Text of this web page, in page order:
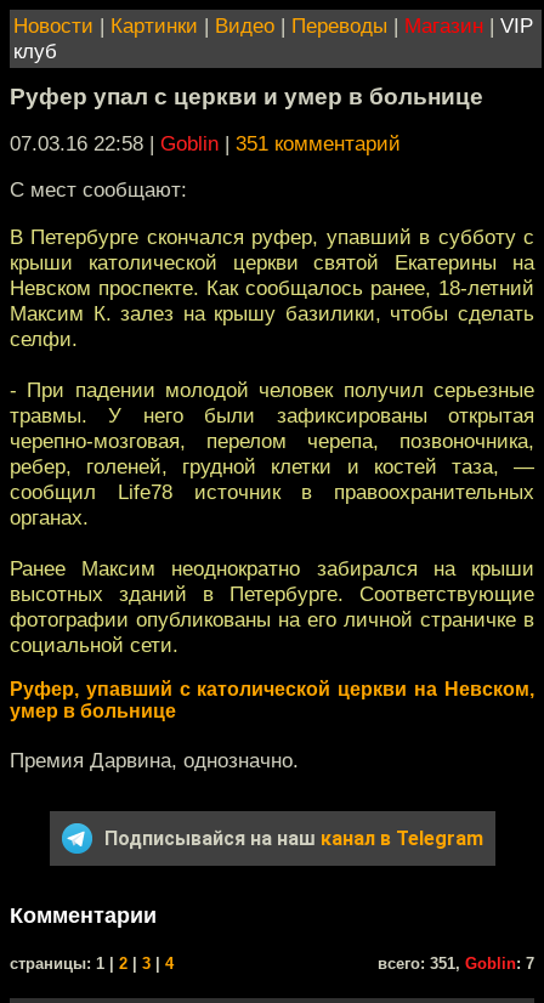
Новости | Картинки | Видео | Переводы | Магазин | VIP
клуб
Руфер упал с церкви и умер в больнице
07.03.16 22:58 | Goblin | 351 комментарий
С мест сообщают:
В Петербурге скончался руфер, упавший в субботу с
крыши католической церкви святой Екатерины на
Невском проспекте. Как сообщалось ранее, 18-летний
Максим К. залез на крышу базилики, чтобы сделать
селфи.
- При падении молодой человек получил серьезные
травмы. У него были зафиксированы открытая
черепно-мозговая, перелом черепа, позвоночника,
ребер, голеней, грудной клетки и костей таза, —
сообщил Life78 источник в правоохранительных
органах.
Ранее Максим неоднократно забирался на крыши
высотных зданий в Петербурге. Соответствующие
фотографии опубликованы на его личной страничке в
социальной сети.
Руфер, упавший с католической церкви на Невском,
умер в больнице
Премия Дарвина, однозначно.
Подписывайся на наш канал в Telegram
Комментарии
cтраницы: 1 | 2 3 4 всего: 351, Goblin: 7